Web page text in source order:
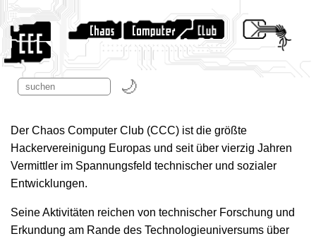
Der Chaos Computer Club (CCC) ist die größte
Hackervereinigung Europas und seit über vierzig Jahren
Vermittler im Spannungsfeld technischer und sozialer
Entwicklungen.
Seine Aktivitäten reichen von technischer Forschung und
Erkundung am Rande des Technologie­universums über